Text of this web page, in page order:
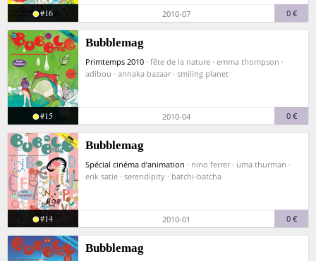
#16 2010-07 0 €
Bubblemag
Primtemps 2010 · fête de la nature · emma thompson ·
adibou · annaka bazaar · smiling planet
#15 2010-04 0 €
Bubblemag
Spécial cinéma d’animation · nino ferrer · uma thurman ·
erik satie · serendipity · batchi-batcha
#14 2010-01 0 €
Bubblemag